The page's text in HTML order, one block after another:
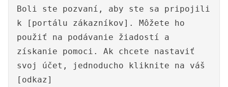
Boli ste pozvaní, aby ste sa pripojili
k [portálu zákazníkov]. Môžete ho
použiť na podávanie žiadostí a
získanie pomoci. Ak chcete nastaviť
svoj účet, jednoducho kliknite na váš
[odkaz]